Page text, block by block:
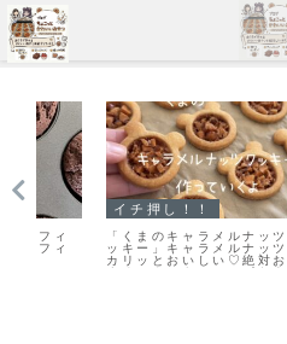
スコーン
「スコーンの朝ごはんだ♪」カ
リッとふんわりとっても美味
しい♡スコーン焼きました！
メニュー